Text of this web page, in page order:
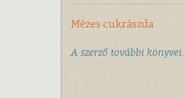
Mézes cukrászda
A szerző további